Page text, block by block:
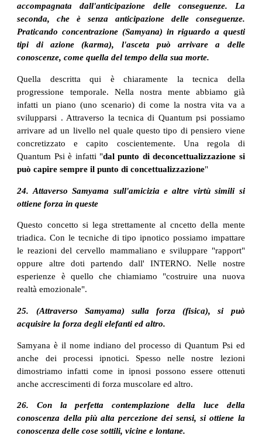
accompagnata dall'anticipazione delle conseguenze. La
seconda, che è senza anticipazione delle conseguenze.
Praticando concentrazione (Samyana) in riguardo a questi
tipi di azione (karma), l'asceta può arrivare a delle
conoscenze, come quella del tempo della sua morte.
Quella descritta qui è chiaramente la tecnica della
progressione temporale. Nella nostra mente abbiamo già
infatti un piano (uno scenario) di come la nostra vita va a
svilupparsi . Attraverso la tecnica di Quantum psi possiamo
arrivare ad un livello nel quale questo tipo di pensiero viene
concretizzato e capito coscientemente. Una regola di
Quantum Psi è infatti "dal punto di deconcettualizzazione si
può capire sempre il punto di concettualizzazione"
24. Attaverso Samyama sull'amicizia e altre virtù simili si
ottiene forza in queste
Questo concetto si lega strettamente al cncetto della mente
triadica. Con le tecniche di tipo ipnotico possiamo impattare
le reazioni del cervello mammaliano e sviluppare "rapport"
oppure altre doti partendo dall' INTERNO. Nelle nostre
esperienze è quello che chiamiamo "costruire una nuova
realtà emozionale".
25. (Attraverso Samyama) sulla forza (fisica), si può
acquisire la forza degli elefanti ed altro.
Samyana è il nome indiano del processo di Quantum Psi ed
anche dei processi ipnotici. Spesso nelle nostre lezioni
dimostriamo infatti come in ipnosi possono essere ottenuti
anche accrescimenti di forza muscolare ed altro.
26. Con la perfetta contemplazione della luce della
conoscenza della più alta percezione dei sensi, si ottiene la
conoscenza delle cose sottili, vicine e lontane.